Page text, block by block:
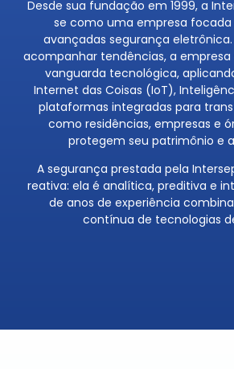
Desde sua fundação em 1999, a
se como uma empresa focada
avançadas segurança
acompanhar tendências, a
vanguarda tecnológica,
Internet das Coisas (IoT),
plataformas integradas para
como residências, empresas e
protegem seu patrimônio e
A segurança prestada pela
reativa: ela é analítica, preditiva e
de anos de experiência
contínua de tecnologias